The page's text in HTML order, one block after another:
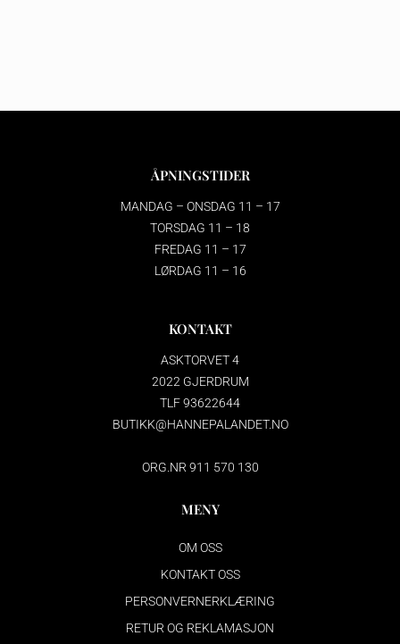
ÅPNINGSTIDER
MANDAG – ONSDAG 11 – 17
TORSDAG 11 – 18
FREDAG 11 – 17
LØRDAG 11 – 16
KONTAKT
ASKTORVET 4
2022 GJERDRUM
TLF 93622644
BUTIKK@HANNEPALANDET.NO
ORG.NR 911 570 130
MENY
OM OSS
KONTAKT OSS
PERSONVERNERKLÆRING
RETUR OG REKLAMASJON